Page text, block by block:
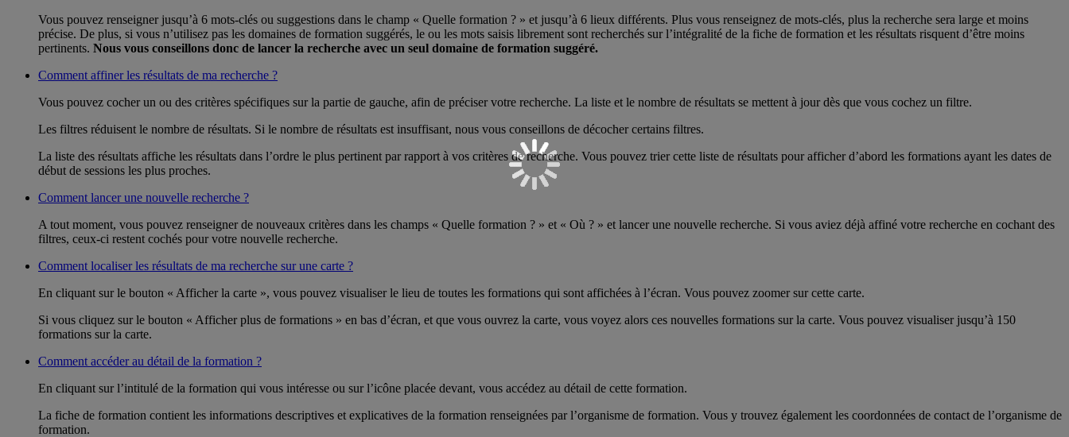
Vous pouvez renseigner jusqu’à 6 mots-clés ou suggestions dans le champ « Quelle formation ? » et jusqu’à 6 lieux différents. Plus vous renseignez de mots-clés, plus la recherche sera large et moins
précise. De plus, si vous n’utilisez pas les domaines de formation suggérés, le ou les mots saisis librement sont recherchés sur l’intégralité de la fiche de formation et les résultats risquent d’être moins
pertinents. Nous vous conseillons donc de lancer la recherche avec un seul domaine de formation suggéré.
Comment affiner les résultats de ma recherche ?
Vous pouvez cocher un ou des critères spécifiques sur la partie de gauche, afin de préciser votre recherche. La liste et le nombre de résultats se mettent à jour dès que vous cochez un filtre.
Les filtres réduisent le nombre de résultats. Si le nombre de résultats est insuffisant, nous vous conseillons de décocher certains filtres.
La liste des résultats affiche les résultats dans l’ordre le plus pertinent par rapport à vos critères de recherche. Vous pouvez trier cette liste de résultats pour afficher d’abord les formations ayant les dates de
début de sessions les plus proches.
Comment lancer une nouvelle recherche ?
A tout moment, vous pouvez renseigner de nouveaux critères dans les champs « Quelle formation ? » et « Où ? » et lancer une nouvelle recherche. Si vous aviez déjà affiné votre recherche en cochant des
filtres, ceux-ci restent cochés pour votre nouvelle recherche.
Comment localiser les résultats de ma recherche sur une carte ?
En cliquant sur le bouton « Afficher la carte », vous pouvez visualiser le lieu de toutes les formations qui sont affichées à l’écran. Vous pouvez zoomer sur cette carte.
Si vous cliquez sur le bouton « Afficher plus de formations » en bas d’écran, et que vous ouvrez la carte, vous voyez alors ces nouvelles formations sur la carte. Vous pouvez visualiser jusqu’à 150
formations sur la carte.
Comment accéder au détail de la formation ?
En cliquant sur l’intitulé de la formation qui vous intéresse ou sur l’icône placée devant, vous accédez au détail de cette formation.
La fiche de formation contient les informations descriptives et explicatives de la formation renseignées par l’organisme de formation. Vous y trouvez également les coordonnées de contact de l’organisme de
formation.